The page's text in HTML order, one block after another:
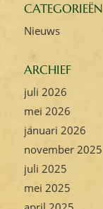
CATEGORIEËN
Nieuws
ARCHIEF
juli 2026
mei 2026
januari 2026
november 2025
juli 2025
mei 2025